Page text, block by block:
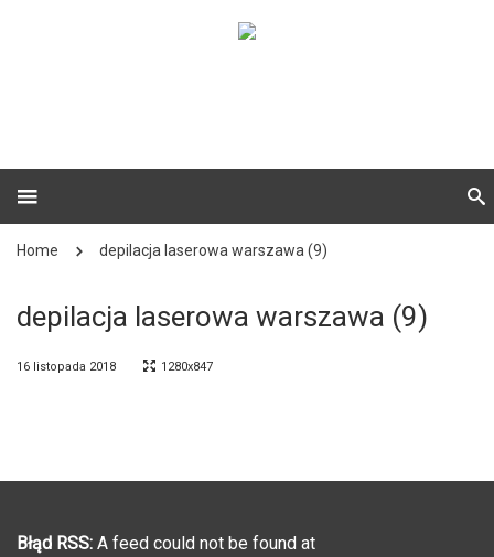
Home depilacja laserowa warszawa (9)
depilacja laserowa warszawa (9)
16 listopada 2018 1280x847
Błąd RSS: A feed could not be found at